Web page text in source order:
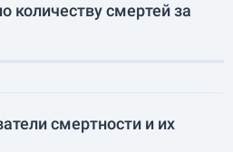
количеству смертей за
смертности и их